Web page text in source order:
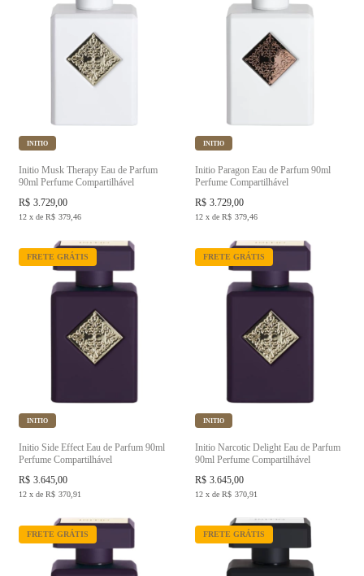
INITIO
Initio Musk Therapy Eau de Parfum
90ml Perfume Compartilhável
R$ 3.729,00
12 x de R$ 379,46
INITIO
Initio Paragon Eau de Parfum 90ml
Perfume Compartilhável
R$ 3.729,00
12 x de R$ 379,46
FRETE GRÁTIS
INITIO
Initio Side Effect Eau de Parfum 90ml
Perfume Compartilhável
R$ 3.645,00
12 x de R$ 370,91
FRETE GRÁTIS
INITIO
Initio Narcotic Delight Eau de Parfum
90ml Perfume Compartilhável
R$ 3.645,00
12 x de R$ 370,91
FRETE GRÁTIS FRETE GRÁTIS